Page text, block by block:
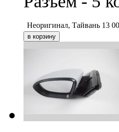
Неоригинал, Тайвань 13